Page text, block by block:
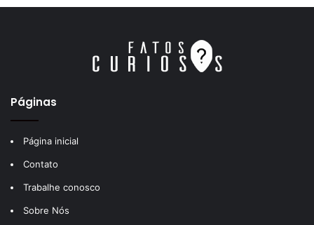
Páginas
Página inicial
Contato
Trabalhe conosco
Sobre Nós